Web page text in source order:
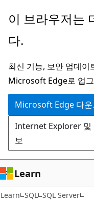
주
콘
츠
로
건
너
뛰
기
이 브라우저는
다.
최신 기능, 보안 업데이
Microsoft Edge로 업
Microsoft Edge 다운
Internet Explorer 및
보
Learn
Learn SQL SQL Server